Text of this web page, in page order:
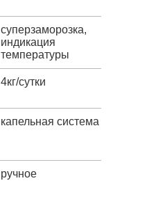
суперзаморозка,
индикация
температуры
4кг/сутки
капельная система
ручное